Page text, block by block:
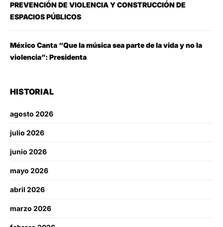
PREVENCIÓN DE VIOLENCIA Y CONSTRUCCIÓN DE
ESPACIOS PÚBLICOS
México Canta “Que la música sea parte de la vida y no la
violencia”: Presidenta
HISTORIAL
agosto 2026
julio 2026
junio 2026
mayo 2026
abril 2026
marzo 2026